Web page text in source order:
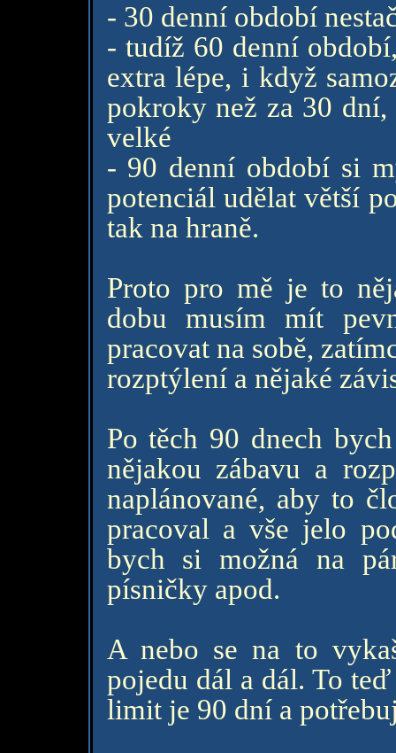
- 30 denní období
- tudíž 60 denní
extra lépe, i když
pokroky než za 30
velké
- 90 denní období si
potenciál udělat větší
tak na hraně.
Proto pro mě je to
dobu musím mít
pracovat na sobě,
rozptýlení a nějaké
Po těch 90 dnech
nějakou zábavu a
naplánované, aby to
pracoval a vše jelo
bych si možná na
písničky apod.
A nebo se na to
pojedu dál a dál. To
limit je 90 dní a